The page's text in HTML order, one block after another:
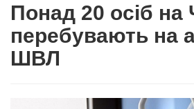
Понад 20 осіб на
перебувають на
ШВЛ